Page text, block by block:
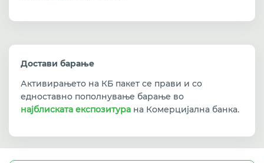
Достави барање
Активирањето на КБ пакет се прави и со
едноставно пополнување барање во
најблиската експозитура на Комерцијална банка.